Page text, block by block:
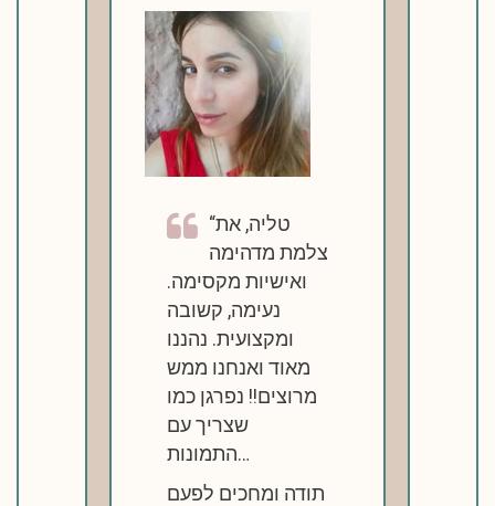
טליה, את
צלמת מדהימה
ואישיות מקסימה.
נעימה, קשובה
ומקצועית. נהננו
מאוד ואנחנו ממש
מרוצים!! נפרגן כמו
שצריך עם
התמונות…
תודה ומחכים לפעם